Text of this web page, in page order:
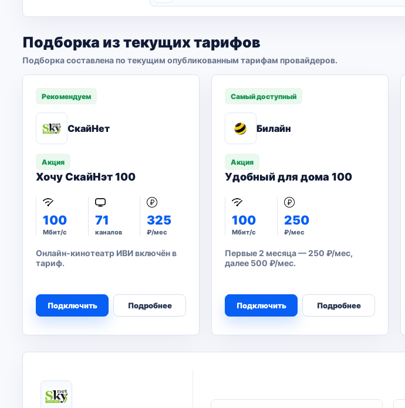
Подборка из текущих тарифов
Подборка составлена по текущим опубликованным тарифам провайдеров.
Рекомендуем
СкайНет
Акция
Хочу СкайНэт 100
100
Мбит/с
71
каналов
325
₽/мес
Онлайн-кинотеатр ИВИ включён в
тариф.
Подключить Подробнее
Самый доступный
Билайн
Акция
Удобный для дома 100
100
Мбит/с
250
₽/мес
Первые 2 месяца — 250 ₽/мес,
далее 500 ₽/мес.
Подключить Подробнее